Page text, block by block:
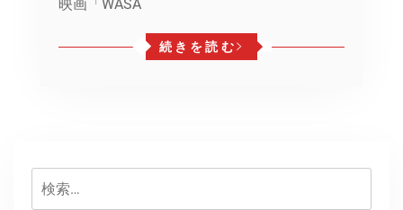
映画「WASA
続きを読む
検
索: